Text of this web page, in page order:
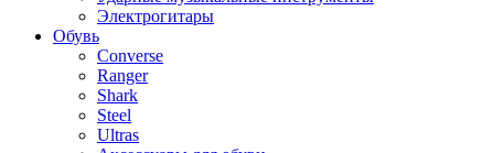
Электрогитары
Обувь
Converse
Ranger
Shark
Steel
Ultras